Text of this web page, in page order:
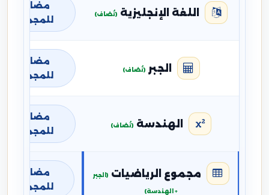
اللغة الإنجليزية (تُضاف)
مضافة
للمجموع
الجبر (تُضاف)
مضافة
للمجموع
الهندسة (تُضاف)
مضافة
للمجموع
مجموع الرياضيات (الجبر
+ الهندسة)
مضافة
للمجموع